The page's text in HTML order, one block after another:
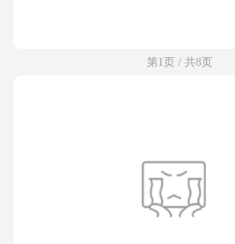
第1页 / 共8页